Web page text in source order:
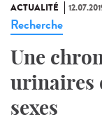
ACTUALITÉ
Recherche
Une
urinaires
sexes